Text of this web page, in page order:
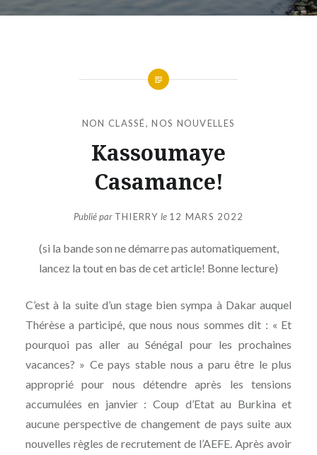
NON CLASSÉ,NOS NOUVELLES
Kassoumaye
Casamance!
Publié par THIERRY le 12 MARS 2022
(si la bande son ne démarre pas automatiquement,
lancez la tout en bas de cet article! Bonne lecture)
C’est à la suite d’un stage bien sympa à Dakar auquel
Thérèse a participé, que nous nous sommes dit : « Et
pourquoi pas aller au Sénégal pour les prochaines
vacances? » Ce pays stable nous a paru être le plus
approprié pour nous détendre après les tensions
accumulées en janvier : Coup d’Etat au Burkina et
aucune perspective de changement de pays suite aux
nouvelles règles de recrutement de l’AEFE. Après avoir